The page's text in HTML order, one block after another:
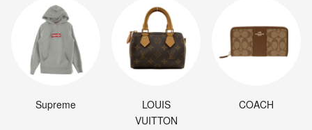
Supreme
LOUIS
VUITTON
COACH